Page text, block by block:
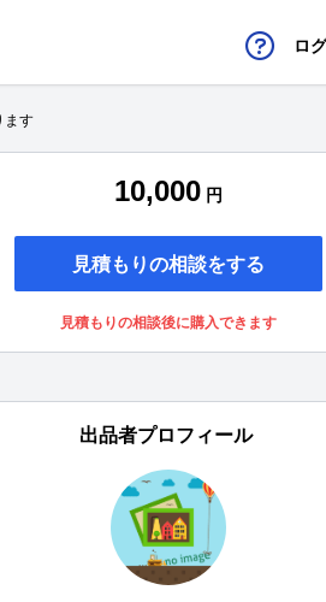
ロ
ます
10,000 円
見積もりの相談をする
見積もりの相談後に購入できます
出品者プロフィール